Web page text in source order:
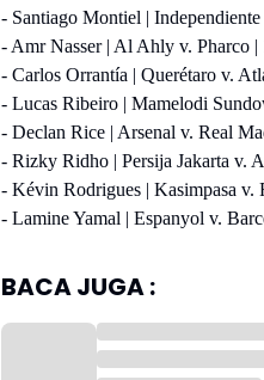
- Santiago Montiel |
- Amr Nasser | Al Ahly v. Pharco
- Carlos Orrantía | Querétaro v.
- Lucas Ribeiro | Mamelodi
- Declan Rice | Arsenal v. Real
- Rizky Ridho | Persija Jakarta v.
- Kévin Rodrigues | Kasimpasa v.
- Lamine Yamal | Espanyol v.
BACA JUGA :